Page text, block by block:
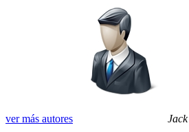
ver más autores